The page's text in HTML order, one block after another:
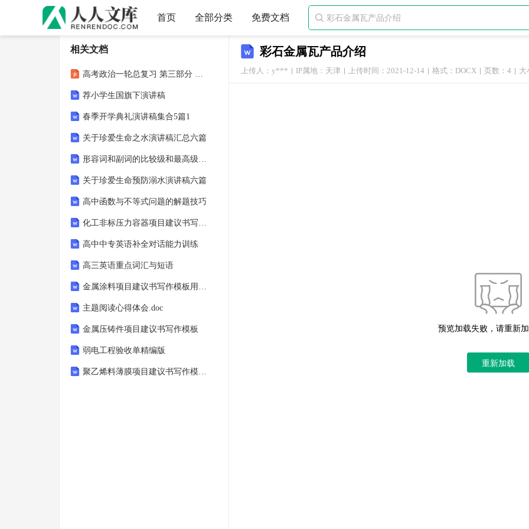
首页 全部分类 免费文档 
彩石金属瓦产品介绍
上传人：y*** IP属地：天津 上传时间：2021-12-14 格式：DOCX 页数：4 大
预览加载失败，请重新
重新加载
相关文档
高考政治一轮总复习 第三部分 文化生活 第4单元 发展中国特色社会主义文化 第九课 建设社会主义文化强国限时规范特训课件 (1232)
荐小学生国旗下演讲稿
春季开学典礼演讲稿集合5篇1
关于珍爱生命之水演讲稿汇总六篇
形容词和副词的比较级和最高级专项练习
关于珍爱生命预防溺水演讲稿六篇
高中函数与不等式问题的解题技巧
化工非标压力容器项目建议书写作模板
高中中专英语补全对话能力训练
高三英语重点词汇与短语
金属涂料项目建议书写作模板用于立项备案申报
主题阅读心得体会.doc
金属压铸件项目建议书写作模板
弱电工程验收单精编版
聚乙烯料薄膜项目建议书写作模板用于立项备案申报